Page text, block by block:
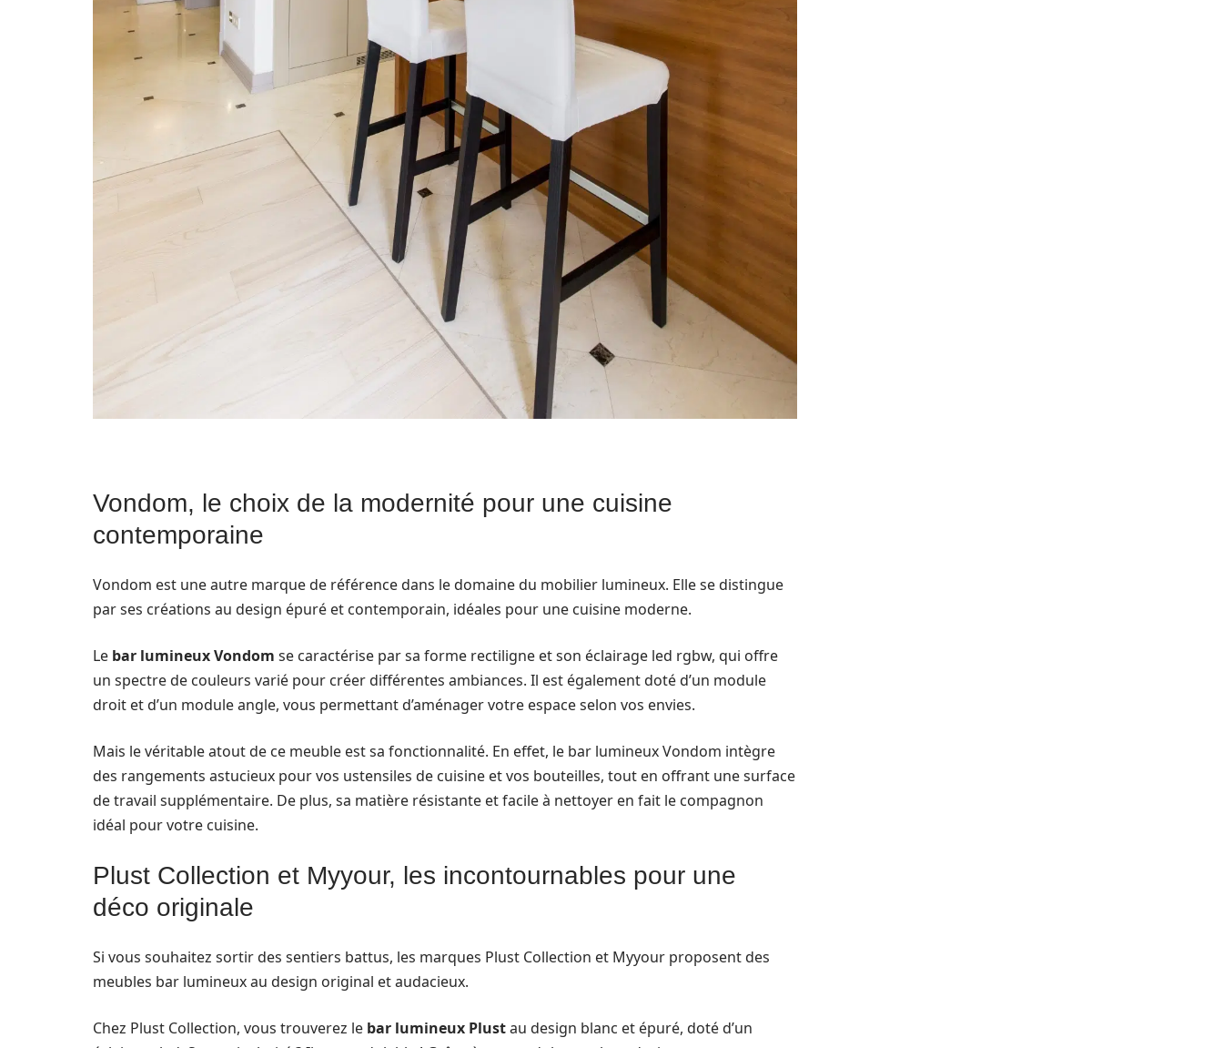
Vondom, le choix de la modernité pour une cuisine
contemporaine
Vondom est une autre marque de référence dans le domaine du mobilier lumineux. Elle se distingue
par ses créations au design épuré et contemporain, idéales pour une cuisine moderne.
Le bar lumineux Vondom se caractérise par sa forme rectiligne et son éclairage led rgbw, qui offre
un spectre de couleurs varié pour créer différentes ambiances. Il est également doté d’un module
droit et d’un module angle, vous permettant d’aménager votre espace selon vos envies.
Mais le véritable atout de ce meuble est sa fonctionnalité. En effet, le bar lumineux Vondom intègre
des rangements astucieux pour vos ustensiles de cuisine et vos bouteilles, tout en offrant une surface
de travail supplémentaire. De plus, sa matière résistante et facile à nettoyer en fait le compagnon
idéal pour votre cuisine.
Plust Collection et Myyour, les incontournables pour une
déco originale
Si vous souhaitez sortir des sentiers battus, les marques Plust Collection et Myyour proposent des
meubles bar lumineux au design original et audacieux.
Chez Plust Collection, vous trouverez le bar lumineux Plustau design blanc et épuré, doté d’un